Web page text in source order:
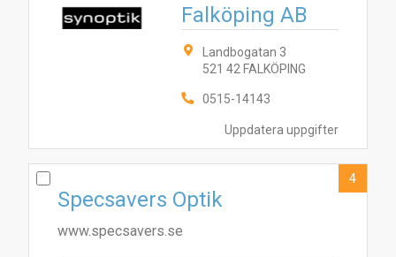
Uppdatera uppgifter
Falköping AB
Landbogatan 3
521 42 FALKÖPING
0515-14143
Specsavers Optik
www.specsavers.se
4